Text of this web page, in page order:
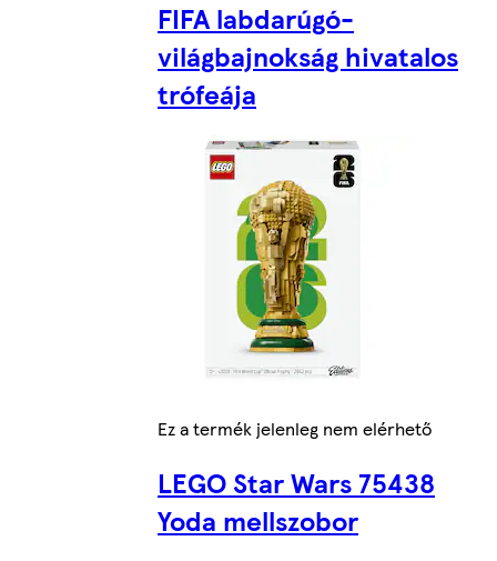
FIFA labdarúgó-
világbajnokság hivatalos
trófeája
Ez a termék jelenleg nem elérhető
LEGO Star Wars 75438
Yoda mellszobor